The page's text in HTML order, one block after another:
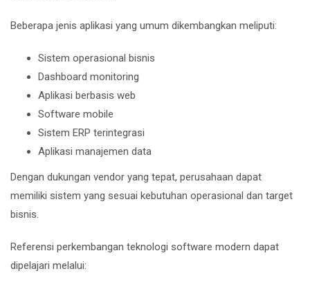
Beberapa jenis aplikasi yang umum dikembangkan meliputi:
Sistem operasional bisnis
Dashboard monitoring
Aplikasi berbasis web
Software mobile
Sistem ERP terintegrasi
Aplikasi manajemen data
Dengan dukungan vendor yang tepat, perusahaan dapat
memiliki sistem yang sesuai kebutuhan operasional dan target
bisnis.
Referensi perkembangan teknologi software modern dapat
dipelajari melalui: